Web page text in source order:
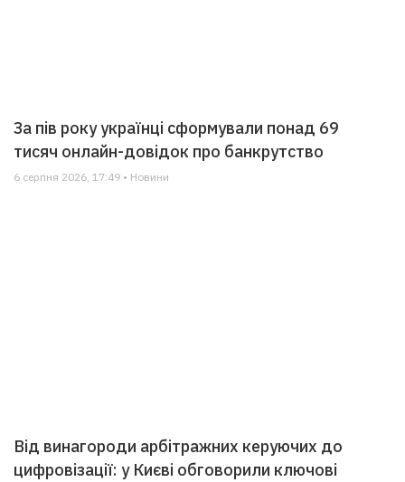
За пів року українці сформували понад 69
тисяч онлайн-довідок про банкрутство
6 серпня 2026, 17:49 • Новини
Від винагороди арбітражних керуючих до
цифровізації: у Києві обговорили ключові